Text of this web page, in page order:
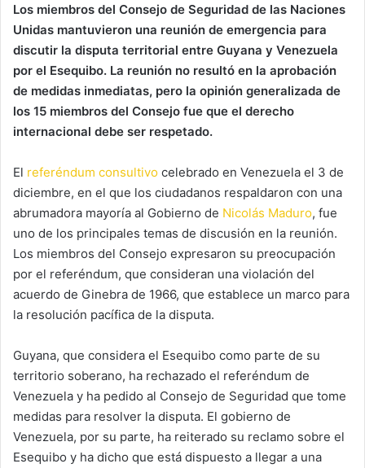
Los miembros del Consejo de Seguridad de las Naciones
Unidas mantuvieron una reunión de emergencia para
discutir la disputa territorial entre Guyana y Venezuela
por el Esequibo. La reunión no resultó en la aprobación
de medidas inmediatas, pero la opinión generalizada de
los 15 miembros del Consejo fue que el derecho
internacional debe ser respetado.
El referéndum consultivo celebrado en Venezuela el 3 de
diciembre, en el que los ciudadanos respaldaron con una
abrumadora mayoría al Gobierno de Nicolás Maduro, fue
uno de los principales temas de discusión en la reunión.
Los miembros del Consejo expresaron su preocupación
por el referéndum, que consideran una violación del
acuerdo de Ginebra de 1966, que establece un marco para
la resolución pacífica de la disputa.
Guyana, que considera el Esequibo como parte de su
territorio soberano, ha rechazado el referéndum de
Venezuela y ha pedido al Consejo de Seguridad que tome
medidas para resolver la disputa. El gobierno de
Venezuela, por su parte, ha reiterado su reclamo sobre el
Esequibo y ha dicho que está dispuesto a llegar a una